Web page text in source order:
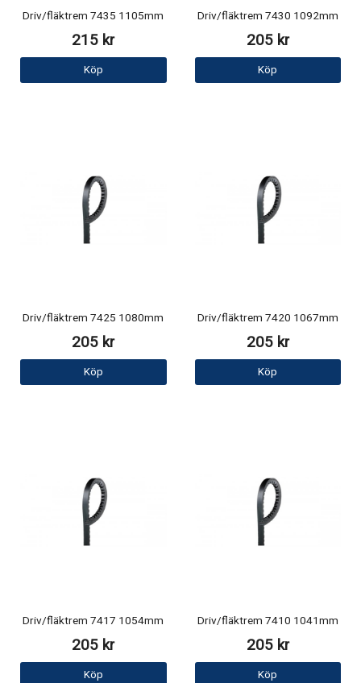
Driv/fläktrem 7435 1105mm
215 kr
Köp
Driv/fläktrem 7430 1092mm
205 kr
Köp
Driv/fläktrem 7425 1080mm
205 kr
Köp
Driv/fläktrem 7420 1067mm
205 kr
Köp
Driv/fläktrem 7417 1054mm
205 kr
Köp
Driv/fläktrem 7410 1041mm
205 kr
Köp